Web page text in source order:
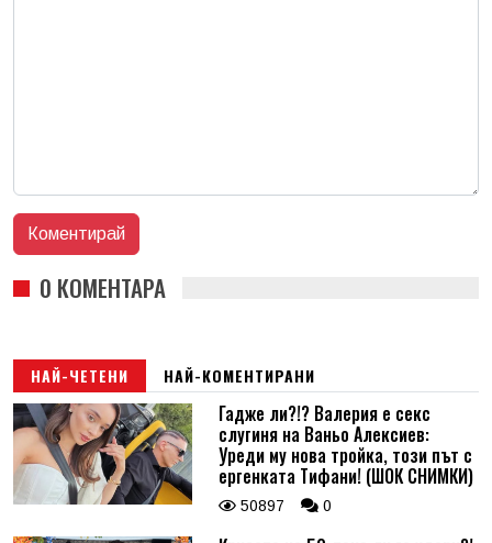
0 КОМЕНТАРА
НАЙ-ЧЕТЕНИ НАЙ-КОМЕНТИРАНИ
Гадже ли?!? Валерия е секс
слугиня на Ваньо Алексиев:
Уреди му нова тройка, този път с
ергенката Тифани! (ШОК СНИМКИ)
50897 0